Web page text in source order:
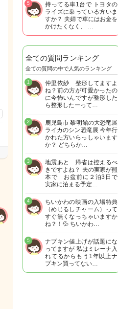
持ってる車1台で トヨタの
ライズに乗っている方いま
すか？ 夫婦で車にはお金を
かけたくなく、 …
5
全ての質問ランキング
全ての質問の中で人気のランキング
仲里依紗 整形してますよ
ね？前の方が可愛かったの
に今怖いんですが整形した
ら整形したーって…
1
鹿児島市 黎明館の大恐竜展
ライカのシン恐竜展 今年行
かれた方いらっしゃいます
か？ どちらか…
2
地震あと 帰省は控えるべ
きですよね？ 夫の実家が熊
本で お盆前に２泊3日で
実家に泊まる予定…
3
ちいかわの映画の入場特典
（めじるしチャーム）って
すぐ無くなっちゃいますか
ね？！💦 ちいかわ…
4
ナプキン値上げが話題にな
ってますが 私はミレーナ入
れてるからもう1年以上ナ
プキン買ってない…
5